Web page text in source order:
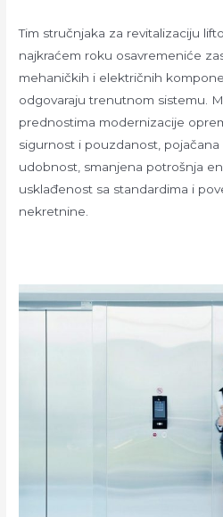
Tim stručnjaka za revitalizaciju
najkraćem roku osavremeniće
mehaničkih i električnih
odgovaraju trenutnom sistemu.
prednostima modernizacije
sigurnost i pouzdanost, pojačana
udobnost, smanjena potrošnja
usklađenost sa standardima i
nekretnine.